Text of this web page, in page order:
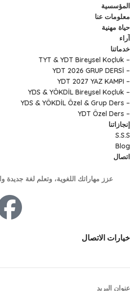
المؤسسية
معلومات عنا
حياة مهنية
آراء
خدماتنا
– TYT & YDT Bireysel Koçluk
– YDT 2026 GRUP DERSİ
– YDT 2027 YAZ KAMPI
– YDS & YÖKDİL Bireysel Koçluk
– YDS & YÖKDİL Özel & Grup Ders
– YDT Özel Ders
إنجازاتنا
S.S.S
Blog
اتصال
عزز مهاراتك اللغوية، وتعلم لغة
خيارات الاتصال
عنوان البريد